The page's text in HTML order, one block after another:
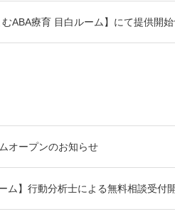
ABA療育 目白ルーム】にて提供開
オープンのお知らせ
】行動分析士による無料相談受付